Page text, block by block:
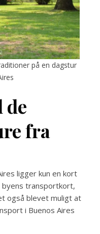
på en dagstur
de
fra
ligger kun en kort
transportkort,
også blevet muligt at
i Buenos Aires